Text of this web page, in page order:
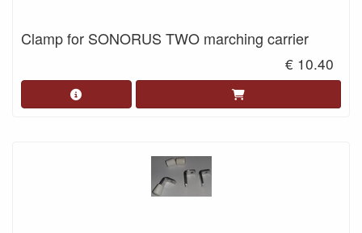
Clamp for SONORUS TWO marching carrier
€ 10.40